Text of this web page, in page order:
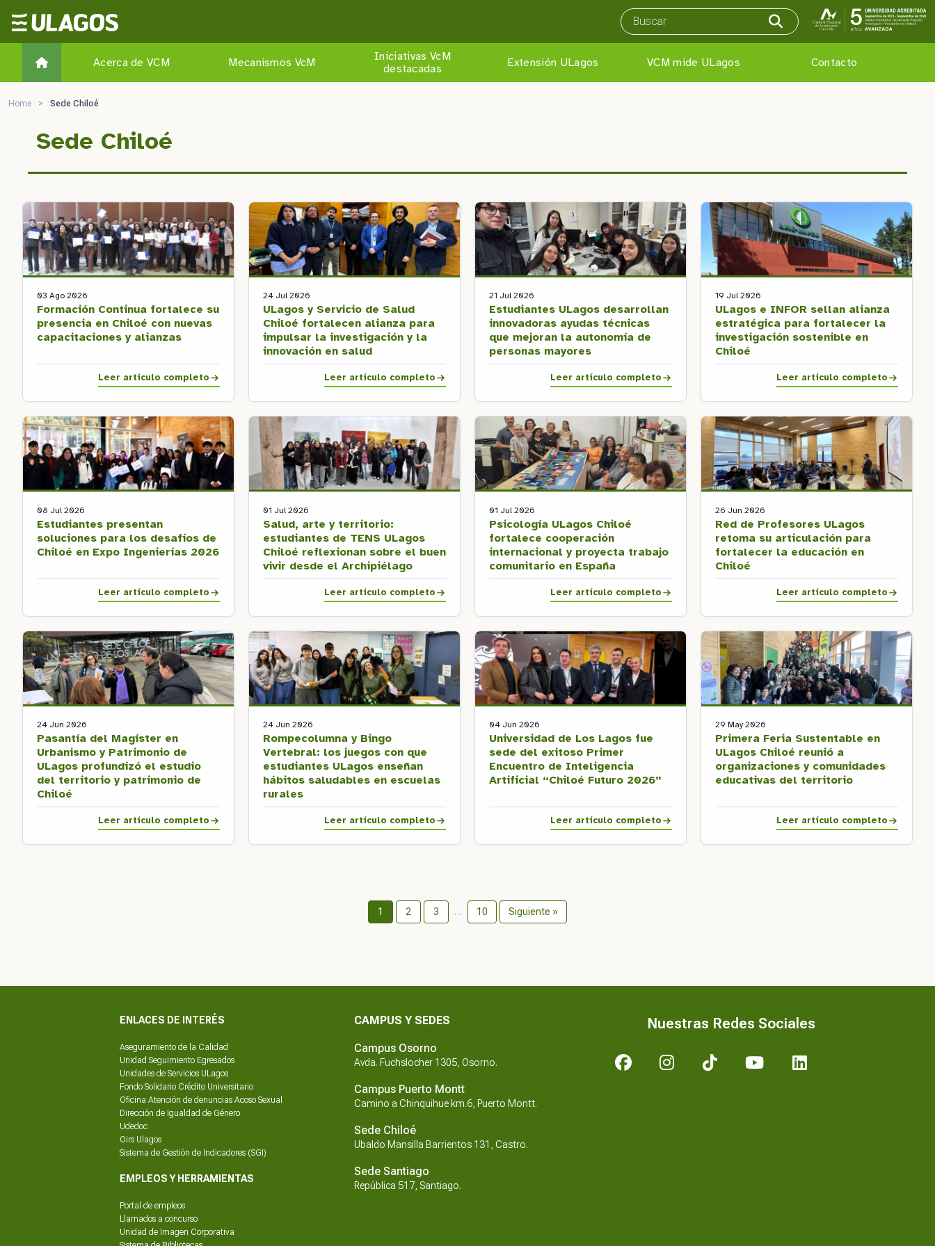
Ulagos Template
Acerca de VCM Mecanismos VcM
Iniciativas VcM
destacadas
Extensión ULagos VCM mide ULagos Contacto
Home > Sede Chiloé
Sede Chiloé
03 Ago 2026
Formación Continua fortalece su
presencia en Chiloé con nuevas
capacitaciones y alianzas
Leer artículo completo
24 Jul 2026
ULagos y Servicio de Salud
Chiloé fortalecen alianza para
impulsar la investigación y la
innovación en salud
Leer artículo completo
21 Jul 2026
Estudiantes ULagos desarrollan
innovadoras ayudas técnicas
que mejoran la autonomía de
personas mayores
Leer artículo completo
19 Jul 2026
ULagos e INFOR sellan alianza
estratégica para fortalecer la
investigación sostenible en
Chiloé
Leer artículo completo
08 Jul 2026
Estudiantes presentan
soluciones para los desafíos de
Chiloé en Expo Ingenierías 2026
Leer artículo completo
01 Jul 2026
Salud, arte y territorio:
estudiantes de TENS ULagos
Chiloé reflexionan sobre el buen
vivir desde el Archipiélago
Leer artículo completo
01 Jul 2026
Psicología ULagos Chiloé
fortalece cooperación
internacional y proyecta trabajo
comunitario en España
Leer artículo completo
26 Jun 2026
Red de Profesores ULagos
retoma su articulación para
fortalecer la educación en
Chiloé
Leer artículo completo
24 Jun 2026
Pasantía del Magíster en
Urbanismo y Patrimonio de
ULagos profundizó el estudio
del territorio y patrimonio de
Chiloé
Leer artículo completo
24 Jun 2026
Rompecolumna y Bingo
Vertebral: los juegos con que
estudiantes ULagos enseñan
hábitos saludables en escuelas
rurales
Leer artículo completo
04 Jun 2026
Universidad de Los Lagos fue
sede del exitoso Primer
Encuentro de Inteligencia
Artificial “Chiloé Futuro 2026”
Leer artículo completo
29 May 2026
Primera Feria Sustentable en
ULagos Chiloé reunió a
organizaciones y comunidades
educativas del territorio
Leer artículo completo
1 2 3 … 10 Siguiente »
ENLACES DE INTERÉS
Aseguramiento de la Calidad
Unidad Seguimiento Egresados
Unidades de Servicios ULagos
Fondo Solidario Crédito Universitario
Oficina Atención de denuncias Acoso Sexual
Dirección de Igualdad de Género
Udedoc
Oirs Ulagos
Sistema de Gestión de Indicadores (SGI)
EMPLEOS Y HERRAMIENTAS
Portal de empleos
Llamados a concurso
Unidad de Imagen Corporativa
CAMPUS Y SEDES
Campus Osorno
Avda. Fuchslocher 1305, Osorno.
Campus Puerto Montt
Camino a Chinquihue km.6, Puerto Montt.
Sede Chiloé
Ubaldo Mansilla Barrientos 131, Castro.
Sede Santiago
República 517, Santiago.
Nuestras Redes Sociales